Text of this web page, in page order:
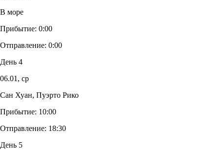
В море
Прибытие: 0:00
Отправление: 0:00
День 4
06.01, ср
Сан Хуан, Пуэрто Рико
Прибытие: 10:00
Отправление: 18:30
День 5